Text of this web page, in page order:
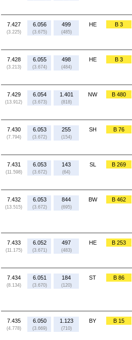
7.427
(3.225)
6.056
(3.675)
499
(485)
HE B 3
7.428
(3.213)
6.055
(3.674)
498
(484)
HE B 3
7.429
(13.912)
6.054
(3.673)
1.401
(818)
NW B 480
7.430
(7.794)
6.053
(3.672)
255
(154)
SH B 76
7.431
(11.598)
6.053
(3.672)
143
(64)
SL B 269
7.432
(13.515)
6.053
(3.672)
844
(695)
BW B 462
7.433
(11.175)
6.052
(3.671)
497
(483)
HE B 253
7.434
(8.134)
6.051
(3.670)
184
(120)
ST B 86
7.435
(4.778)
6.050
(3.669)
1.123
(710)
BY B 15